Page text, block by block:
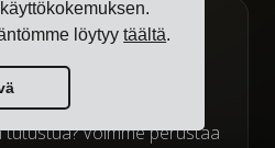
löytyytäältä.
aloittamiseen?
sinua yhdistämään
tiedot ja kouluttamaan
Voimme perustaa